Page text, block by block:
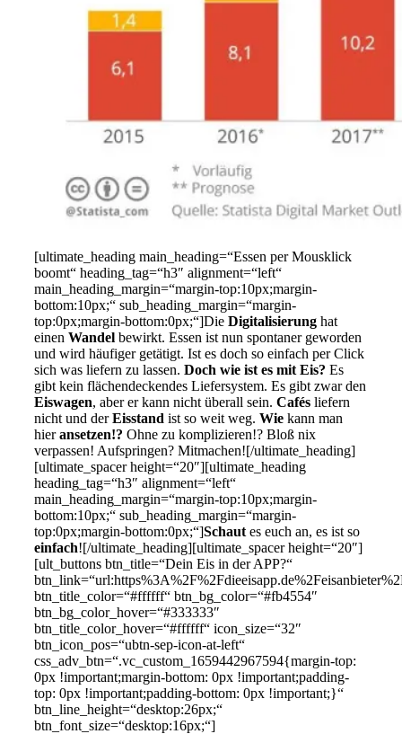
[ultimate_heading main_heading=“Essen per Mousklick
boomt“ heading_tag=“h3″ alignment=“left“
main_heading_margin=“margin-top:10px;margin-
bottom:10px;“ sub_heading_margin=“margin-
top:0px;margin-bottom:0px;“]DieDigitalisierung hat
einenWandel bewirkt. Essen ist nun spontaner geworden
und wird häufiger getätigt. Ist es doch so einfach per Click
sich was liefern zu lassen.Doch wie ist es mit Eis? Es
gibt kein flächendeckendes Liefersystem. Es gibt zwar den
Eiswagen, aber er kann nicht überall sein.Cafés liefern
nicht und derEisstand ist so weit weg.Wie kann man
hieransetzen!? Ohne zu komplizieren!? Bloß nix
verpassen! Aufspringen? Mitmachen![/ultimate_heading]
[ultimate_spacer height=“20″][ultimate_heading
heading_tag=“h3″ alignment=“left“
main_heading_margin=“margin-top:10px;margin-
bottom:10px;“ sub_heading_margin=“margin-
top:0px;margin-bottom:0px;“]Schaut es euch an, es ist so
einfach![/ultimate_heading][ultimate_spacer height=“20″]
[ult_buttons btn_title=“Dein Eis in der APP?“
btn_title_color=“#ffffff“ btn_bg_color=“#fb4554″
btn_bg_color_hover=“#333333″
btn_title_color_hover=“#ffffff“ icon_size=“32″
btn_icon_pos=“ubtn-sep-icon-at-left“
css_adv_btn=“.vc_custom_1659442967594{margin-top:
0px !important;margin-bottom: 0px !important;padding-
top: 0px !important;padding-bottom: 0px !important;}“
btn_line_height=“desktop:26px;“
btn_font_size=“desktop:16px;“]